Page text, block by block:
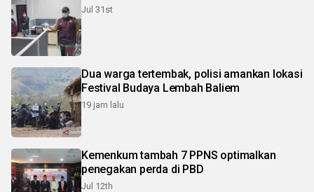
Jul 31st
Dua warga tertembak, polisi amankan lokasi
Festival Budaya Lembah Baliem
19 jam lalu
Kemenkum tambah 7 PPNS optimalkan
penegakan perda di PBD
Jul 12th